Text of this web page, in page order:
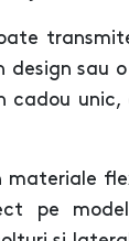
design
cadou
materiale
pe